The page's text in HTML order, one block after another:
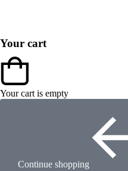
Your cart
Your cart is empty
Continue shopping